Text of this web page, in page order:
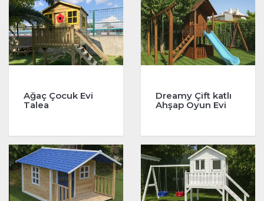
Ağaç Çocuk Evi
Talea
Dreamy Çift katlı
Ahşap Oyun Evi